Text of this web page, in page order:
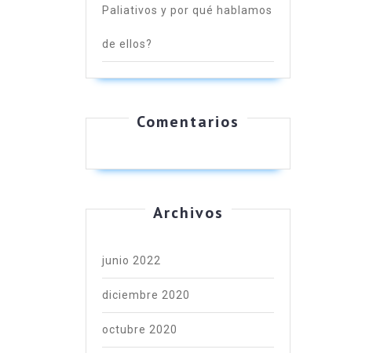
Paliativos y por qué hablamos
de ellos?
Comentarios
Archivos
junio 2022
diciembre 2020
octubre 2020